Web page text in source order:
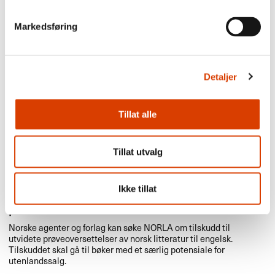
Markedsføring
Detaljer
Tillat alle
Tillat utvalg
Ikke tillat
Forleggere og agenter både i utlandet og Norge kan søke
NORLAom tilskudd til prøveoversettelser av norske bøker.
Bøkene det søkes om må være utkommet og oppfylle
NORLAs kriterier for oversettelsestilskudd. Oversettelsen må
Tilskudd til prøveoversettelser av NORLAs fokustitler vil
1. september
Søknadsfrist: Utvidete
prøveoversettelser av norsk litteratur
Norske agenter og forlag kan søkeNORLAom tilskudd til
utvidete prøveoversettelser av norsk litteratur til engelsk.
Tilskuddet skal gå til bøker med et særlig potensiale for
utenlandssalg.